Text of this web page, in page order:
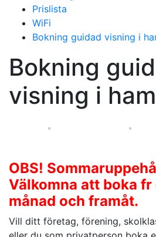
Prislista
WiFi
Bokning guidad visning i
Bokning
visning i
OBS!
Välkomna att boka fr
månad och framåt.
Vill ditt företag, förening,